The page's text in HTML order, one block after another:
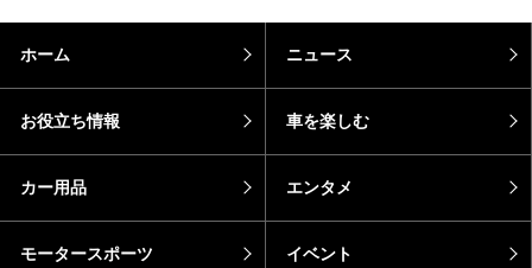
ホーム ニュース
お役立ち情報 車を楽しむ
カー用品 エンタメ
モータースポーツ イベント